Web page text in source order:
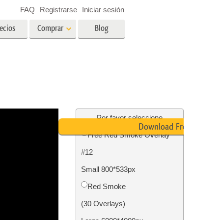
Servicios de restauración de
Comprar Blog
FAQ Registrarse Iniciar sesión
Por favor seleccione
Free Red Smoke Overlay
#12
Small 800*533px
Red Smoke
(30 Overlays)
Download Free